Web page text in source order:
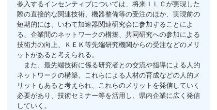
参入するインセンティブについては、将来ＩＬＣが実現した
際の直接的な関連技術、機器整備等の受注のほか、実現前の
短期的には、いわて加速器関連研究会に参加することによ
る、企業間のネットワークの構築、共同研究への参加による
技術力の向上、ＫＥＫ等先端研究機関からの受注などのメリ
ットがあると考えられる。
また、最先端技術に係る研究者との交流や指導による人的
ネットワークの構築、これらによる人材の育成などの人的メ
リットもあると考えられ、これらのメリットを発信していく
必要があり、技術セミナー等を活用し、県内企業に広く発信
していく。